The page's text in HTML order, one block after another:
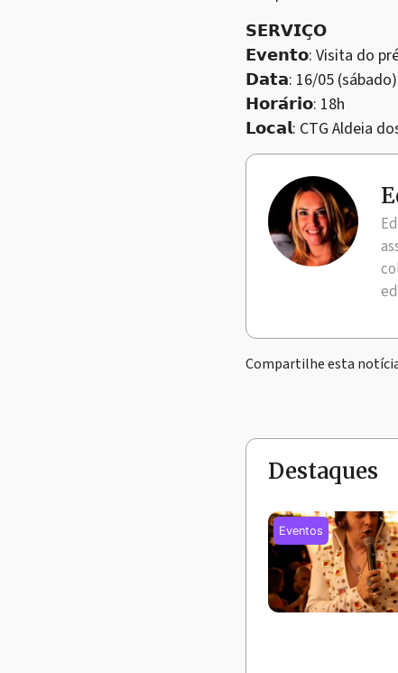
𝗦𝗘𝗥𝗩𝗜𝗖̧𝗢
𝗘𝘃𝗲𝗻𝘁𝗼: Visita do
𝗗𝗮𝘁𝗮: 16/05 (sábado)
𝗛𝗼𝗿𝗮́𝗿𝗶𝗼: 18h
𝗟𝗼𝗰𝗮𝗹: CTG Aldeia
Compartilhe esta
Destaques